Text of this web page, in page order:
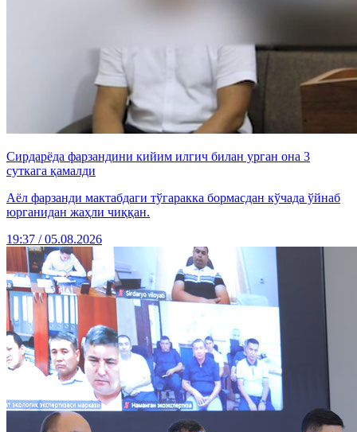
Сирдарёда фарзандини кийим илгич билан урган она 3
суткага қамалди
Аёл фарзанди мактабдаги тўгаракка бормасдан кўчада ўйнаб
юрганидан жаҳли чиққан.
19:37 / 05.08.2026